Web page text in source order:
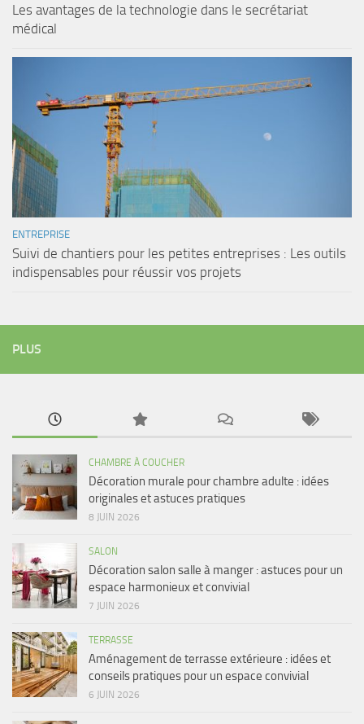
Les avantages de la technologie dans le secrétariat
médical
ENTREPRISE
Suivi de chantiers pour les petites entreprises : Les outils
indispensables pour réussir vos projets
PLUS
CHAMBRE À COUCHER
Décoration murale pour chambre adulte : idées
originales et astuces pratiques
8 JUIN 2026
SALON
Décoration salon salle à manger : astuces pour un
espace harmonieux et convivial
7 JUIN 2026
TERRASSE
Aménagement de terrasse extérieure : idées et
conseils pratiques pour un espace convivial
6 JUIN 2026